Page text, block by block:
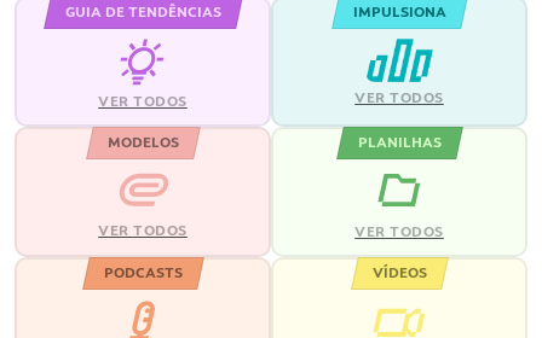
GUIA DE TENDÊNCIAS
VER TODOS
IMPULSIONA
VER TODOS
MODELOS
VER TODOS
PLANILHAS
VER TODOS
PODCASTS VÍDEOS